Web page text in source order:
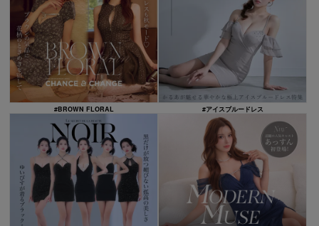
#BROWN FLORAL #アイスブルードレス